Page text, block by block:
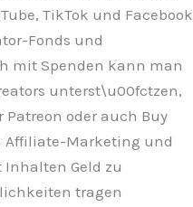
TikTok und Facebook
Fonds und
mit Spenden kann man
unterst\u00fctzen,
oder auch Buy
Affiliate-Marketing und
Inhalten Geld zu
tragen